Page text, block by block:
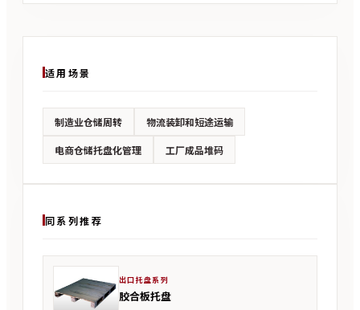
适用场景
制造业仓储周转 物流装卸和短途运输
电商仓储托盘化管理 工厂成品堆码
同系列推荐
出口托盘系列
胶合板托盘